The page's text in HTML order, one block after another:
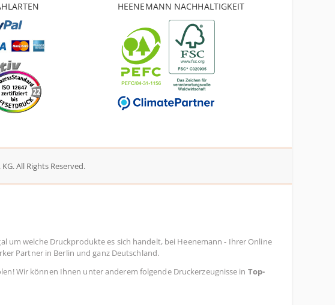
HEENEMANN NACHHALTIGKEIT
All Rights Reserved.
um welche Druckprodukte es sich handelt, bei Heenemann - Ihrer Online
Partner in Berlin und ganz Deutschland.
Wir können Ihnen unter anderem folgende Druckerzeugnisse in Top-